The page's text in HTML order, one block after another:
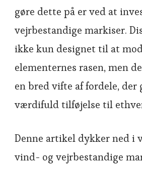
gøre dette på er ved at
vejrbestandige markiser.
ikke kun designet til at
elementernes rasen, men
en bred vifte af fordele, der
værdifuld tilføjelse til
Denne artikel dykker ned i
vind- og vejrbestandige